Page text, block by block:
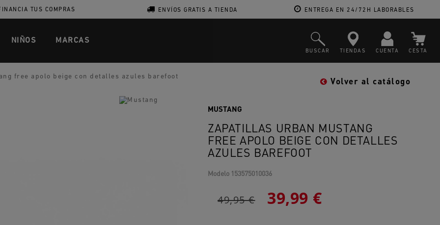
TUS COMPRAS ENVÍOS GRATIS A TIENDA ENTREGA EN 24/72H LABORABLES
NIÑOS MARCAS
CESTA
CUENTA
TIENDAS
BUSCAR
free apolo beige con detalles azules barefoot Volver al catálogo
ZAPATILLAS URBAN MUSTANG
FREE APOLO BEIGE CON DETALLES
AZULES BAREFOOT
MUSTANG
Modelo 153575010036
49,95 € 39,99 €